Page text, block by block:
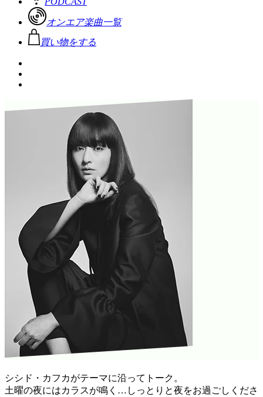
オンエア楽曲一覧
買い物をする
シシド・カフカがテーマに沿ってトーク。
土曜の夜にはカラスが鳴く…しっとりと夜をお過ごしくださ